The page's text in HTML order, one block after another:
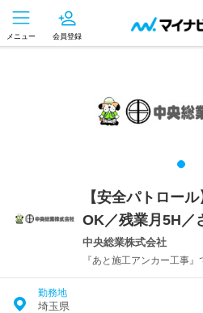
メニュー 会員登録
【安全パトロー
OK／残業月5H／
中央総業株式会社
『あと施工アンカー工事
勤務地
埼玉県